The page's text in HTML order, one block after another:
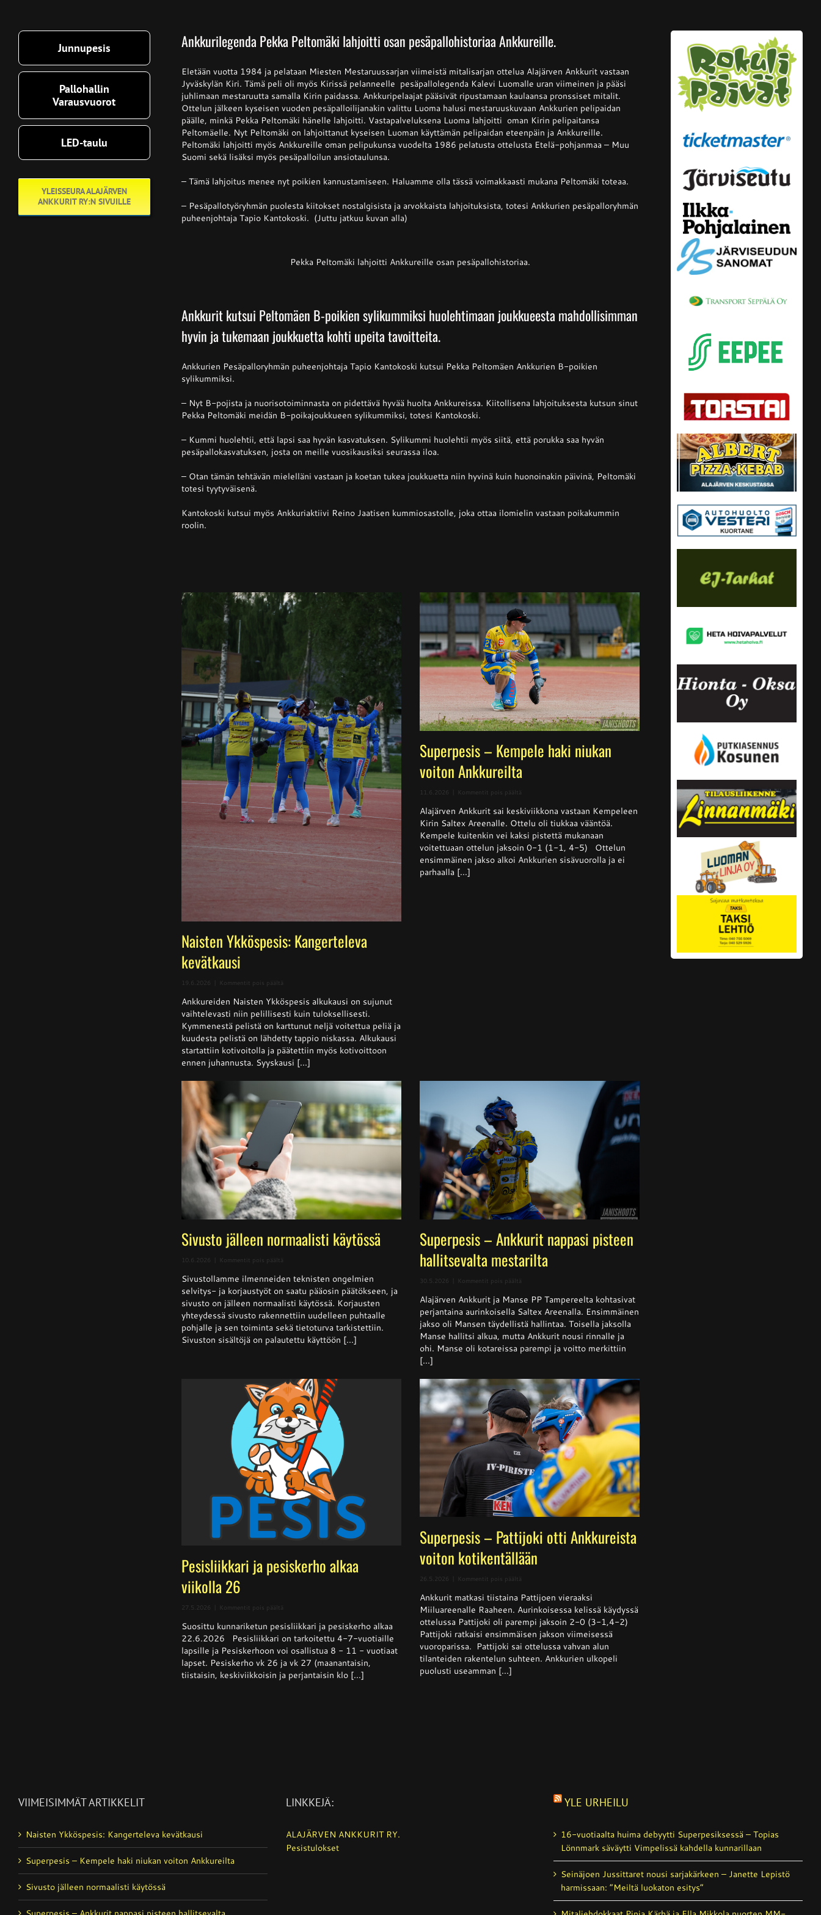
Junnupesis
Pallohallin
Varausvuorot
LED-taulu
YLEISSEURA ALAJÄRVEN
ANKKURIT RY:N SIVUILLE
Ankkurilegenda Pekka Peltomäki lahjoitti osan pesäpallohistoriaa Ankkureille.
Eletään vuotta 1984 ja pelataan Miesten Mestaruussarjan viimeistä mitalisarjan ottelua Alajärven Ankkurit vastaan
Jyväskylän Kiri. Tämä peli oli myös Kirissä pelanneelle pesäpallolegenda Kalevi Luomalle uran viimeinen ja pääsi
juhlimaan mestaruutta samalla Kirin paidassa. Ankkuripelaajat pääsivät ripustamaan kaulaansa pronssiset mitalit.
Ottelun jälkeen kyseisen vuoden pesäpalloilijanakin valittu Luoma halusi mestaruuskuvaan Ankkurien pelipaidan
päälle, minkä Pekka Peltomäki hänelle lahjoitti. Vastapalveluksena Luoma lahjoitti oman Kirin pelipaitansa
Peltomäelle. Nyt Peltomäki on lahjoittanut kyseisen Luoman käyttämän pelipaidan eteenpäin ja Ankkureille.
Peltomäki lahjoitti myös Ankkureille oman pelipukunsa vuodelta 1986 pelatusta ottelusta Etelä-pohjanmaa – Muu
Suomi sekä lisäksi myös pesäpalloilun ansiotaulunsa.
– Tämä lahjoitus menee nyt poikien kannustamiseen. Haluamme olla tässä voimakkaasti mukana Peltomäki toteaa.
– Pesäpallotyöryhmän puolesta kiitokset nostalgisista ja arvokkaista lahjoituksista, totesi Ankkurien pesäpalloryhmän
puheenjohtaja Tapio Kantokoski. (Juttu jatkuu kuvan alla)
Pekka Peltomäki lahjoitti Ankkureille osan pesäpallohistoriaa.
Ankkurit kutsui Peltomäen B-poikien sylikummiksi huolehtimaan joukkueesta mahdollisimman
hyvin ja tukemaan joukkuetta kohti upeita tavoitteita.
Ankkurien Pesäpalloryhmän puheenjohtaja Tapio Kantokoski kutsui Pekka Peltomäen Ankkurien B-poikien
sylikummiksi.
– Nyt B-pojista ja nuorisotoiminnasta on pidettävä hyvää huolta Ankkureissa. Kiitollisena lahjoituksesta kutsun sinut
Pekka Peltomäki meidän B-poikajoukkueen sylikummiksi, totesi Kantokoski.
– Kummi huolehtii, että lapsi saa hyvän kasvatuksen. Sylikummi huolehtii myös siitä, että porukka saa hyvän
pesäpallokasvatuksen, josta on meille vuosikausiksi seurassa iloa.
– Otan tämän tehtävän mielelläni vastaan ja koetan tukea joukkuetta niin hyvinä kuin huonoinakin päivinä, Peltomäki
totesi tyytyväisenä.
Kantokoski kutsui myös Ankkuriaktiivi Reino Jaatisen kummiosastolle, joka ottaa ilomielin vastaan poikakummin
roolin.
Naisten Ykköspesis: Kangerteleva
kevätkausi
19.6.2026 Kommentit pois päältä
Ykköspesis:
Kangerteleva
kevätkausi
Ankkureiden Naisten Ykköspesis alkukausi on sujunut
vaihtelevasti niin pelillisesti kuin tuloksellisesti.
Kymmenestä pelistä on karttunut neljä voitettua peliä ja
kuudesta pelistä on lähdetty tappio niskassa. Alkukausi
startattiin kotivoitolla ja päätettiin myös kotivoittoon
ennen juhannusta. Syyskausi [...]
Superpesis – Kempele haki niukan
voiton Ankkureilta
11.6.2026 Kommentit pois päältä
–
Kempele
haki
niukan
voiton
Ankkureilta
Alajärven Ankkurit sai keskiviikkona vastaan Kempeleen
Kirin Saltex Areenalle. Ottelu oli tiukkaa vääntöä.
Kempele kuitenkin vei kaksi pistettä mukanaan
voitettuaan ottelun jaksoin 0-1 (1-1, 4-5) Ottelun
ensimmäinen jakso alkoi Ankkurien sisävuorolla ja ei
parhaalla [...]
Sivusto jälleen normaalisti käytössä
10.6.2026 Kommentit pois päältä
jälleen
normaalisti
käytössä
Sivustollamme ilmenneiden teknisten ongelmien
selvitys- ja korjaustyöt on saatu pääosin päätökseen, ja
sivusto on jälleen normaalisti käytössä. Korjausten
yhteydessä sivusto rakennettiin uudelleen puhtaalle
pohjalle ja sen toiminta sekä tietoturva tarkistettiin.
Sivuston sisältöjä on palautettu käyttöön [...]
Superpesis – Ankkurit nappasi pisteen
hallitsevalta mestarilta
30.5.2026 Kommentit pois päältä
–
Ankkurit
nappasi
pisteen
hallitsevalta
Alajärven Ankkurit ja Manse PP Tampereelta kohtasivat
perjantaina aurinkoisella Saltex Areenalla. Ensimmäinen
jakso oli Mansen täydellistä hallintaa. Toisella jaksolla
Manse hallitsi alkua, mutta Ankkurit nousi rinnalle ja
ohi. Manse oli kotareissa parempi ja voitto merkittiin
[...]
Pesisliikkari ja pesiskerho alkaa
viikolla 26
27.5.2026 Kommentit pois päältä
ja
pesiskerho
alkaa
viikolla
26
Suosittu kunnariketun pesisliikkari ja pesiskerho alkaa
22.6.2026 Pesisliikkari on tarkoitettu 4-7-vuotiaille
lapsille ja Pesiskerhoon voi osallistua 8 - 11 - vuotiaat
lapset. Pesiskerho vk 26 ja vk 27 (maanantaisin,
tiistaisin, keskiviikkoisin ja perjantaisin klo [...]
Superpesis – Pattijoki otti Ankkureista
voiton kotikentällään
26.5.2026 Kommentit pois päältä
–
Pattijoki
otti
Ankkureista
voiton
kotikentällään
Ankkurit matkasi tiistaina Pattijoen vieraaksi
Miiluareenalle Raaheen. Aurinkoisessa kelissä käydyssä
ottelussa Pattijoki oli parempi jaksoin 2-0 (3-1,4-2)
Pattijoki ratkaisi ensimmäisen jakson viimeisessä
vuoroparissa. Pattijoki sai ottelussa vahvan alun
tilanteiden rakentelun suhteen. Ankkurien ulkopeli
puolusti useamman [...]
VIIMEISIMMÄT ARTIKKELIT
Naisten Ykköspesis: Kangerteleva kevätkausi
Superpesis – Kempele haki niukan voiton Ankkureilta
Sivusto jälleen normaalisti käytössä
LINKKEJÄ:
ALAJÄRVEN ANKKURIT RY.
Pesistulokset
YLE URHEILU
16-vuotiaalta huima debyytti Superpesiksessä – Topias
Lönnmark säväytti Vimpelissä kahdella kunnarillaan
Seinäjoen Jussittaret nousi sarjakärkeen – Janette Lepistö
harmissaan: ”Meiltä luokaton esitys”